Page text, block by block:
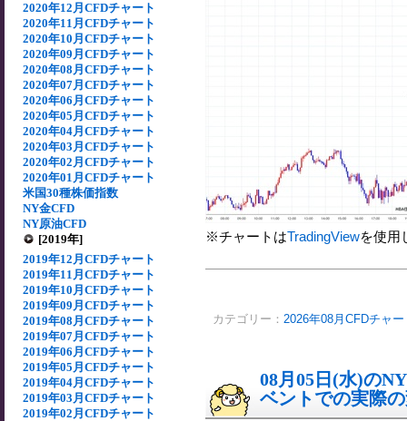
2020年12月CFDチャート
2020年11月CFDチャート
2020年10月CFDチャート
2020年09月CFDチャート
2020年08月CFDチャート
2020年07月CFDチャート
2020年06月CFDチャート
2020年05月CFDチャート
2020年04月CFDチャート
2020年03月CFDチャート
2020年02月CFDチャート
2020年01月CFDチャート
米国30種株価指数
NY金CFD
NY原油CFD
[2019年]
2019年12月CFDチャート
2019年11月CFDチャート
2019年10月CFDチャート
2019年09月CFDチャート
2019年08月CFDチャート
2019年07月CFDチャート
2019年06月CFDチャート
2019年05月CFDチャート
2019年04月CFDチャート
2019年03月CFDチャート
2019年02月CFDチャート
※チャートはTradingViewを使用
カテゴリー： 2026年08月CFDチャー
08月05日(水)の
ベントでの実際